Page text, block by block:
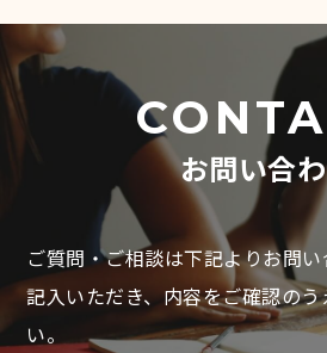
お問い合
ご質問・ご相談は下記よりお問
記入いただき、内容をご確認の
い。